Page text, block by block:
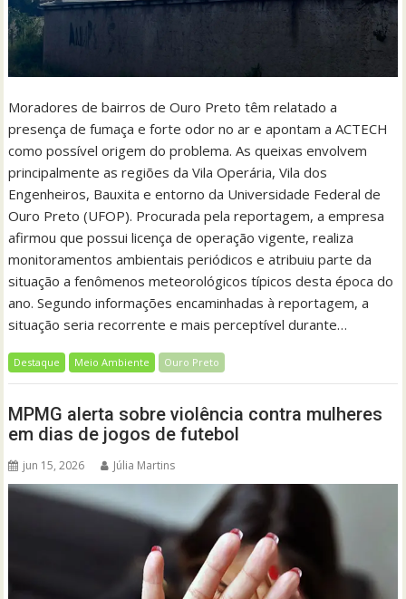
Moradores de bairros de Ouro Preto têm relatado a
presença de fumaça e forte odor no ar e apontam a ACTECH
como possível origem do problema. As queixas envolvem
principalmente as regiões da Vila Operária, Vila dos
Engenheiros, Bauxita e entorno da Universidade Federal de
Ouro Preto (UFOP). Procurada pela reportagem, a empresa
afirmou que possui licença de operação vigente, realiza
monitoramentos ambientais periódicos e atribuiu parte da
situação a fenômenos meteorológicos típicos desta época do
ano. Segundo informações encaminhadas à reportagem, a
situação seria recorrente e mais perceptível durante…
Destaque Meio Ambiente Ouro Preto
MPMG alerta sobre violência contra mulheres
em dias de jogos de futebol
jun 15, 2026 Júlia Martins